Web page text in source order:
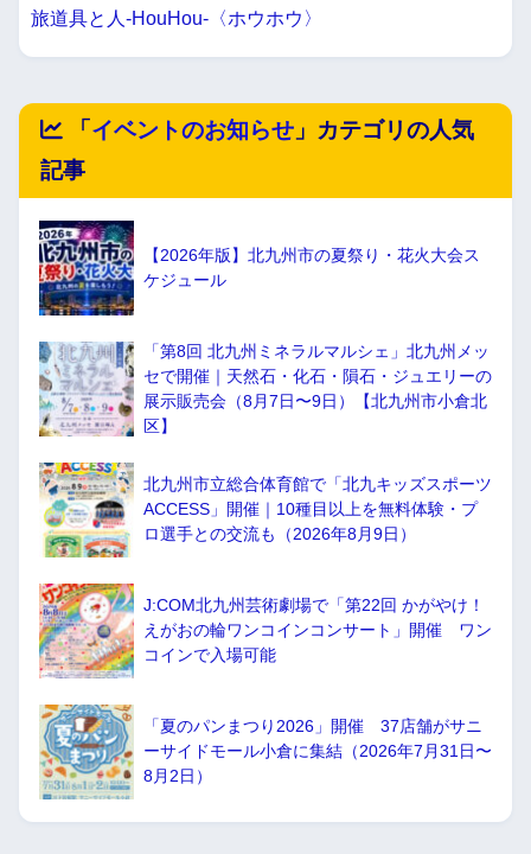
旅道具と人-HouHou-〈ホウホウ〉
「 イベントのお知らせ 」カテゴリの人気
記事
【2026年版】北九州市の夏祭り・花火大会ス
ケジュール
「第8回 北九州ミネラルマルシェ」北九州メッ
セで開催｜天然石・化石・隕石・ジュエリーの
展示販売会（8月7日〜9日）【北九州市小倉北
区】
北九州市立総合体育館で「北九キッズスポーツ
ACCESS」開催｜10種目以上を無料体験・プ
ロ選手との交流も（2026年8月9日）
J:COM北九州芸術劇場で「第22回 かがやけ！
えがおの輪ワンコインコンサート」開催 ワン
コインで入場可能
「夏のパンまつり2026」開催 37店舗がサニ
ーサイドモール小倉に集結（2026年7月31日〜
8月2日）